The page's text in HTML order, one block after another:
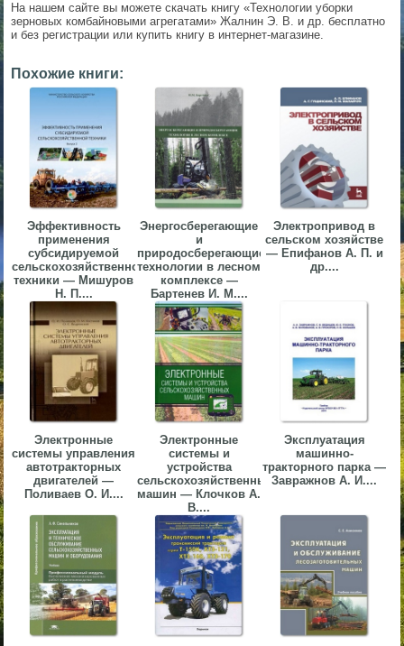
На нашем сайте вы можете скачать книгу «Технологии уборки
зерновых комбайновыми агрегатами» Жалнин Э. В. и др. бесплатно
и без регистрации или купить книгу в интернет-магазине.
Похожие книги:
Эффективность
применения
субсидируемой
сельскохозяйственной
техники — Мишуров
Н. П....
Энергосберегающие
и
природосберегающие
технологии в лесном
комплексе —
Бартенев И. М....
Электропривод в
сельском хозяйстве
— Епифанов А. П. и
др....
Электронные
системы управления
автотракторных
двигателей —
Поливаев О. И....
Электронные
системы и
устройства
сельскохозяйственных
машин — Клочков А.
В....
Эксплуатация
машинно-
тракторного парка —
Завражнов А. И....
▼
▼
▼
▼
▼
▼